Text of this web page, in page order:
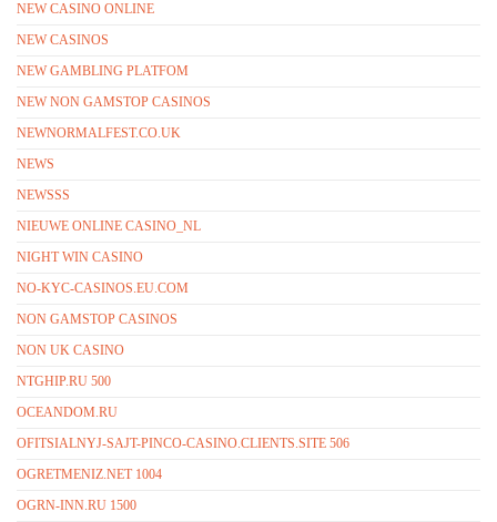
NEW CASINO ONLINE
NEW CASINOS
NEW GAMBLING PLATFOM
NEW NON GAMSTOP CASINOS
NEWNORMALFEST.CO.UK
NEWS
NEWSSS
NIEUWE ONLINE CASINO_NL
NIGHT WIN CASINO
NO-KYC-CASINOS.EU.COM
NON GAMSTOP CASINOS
NON UK CASINO
NTGHIP.RU 500
OCEANDOM.RU
OFITSIALNYJ-SAJT-PINCO-CASINO.CLIENTS.SITE 506
OGRETMENIZ.NET 1004
OGRN-INN.RU 1500